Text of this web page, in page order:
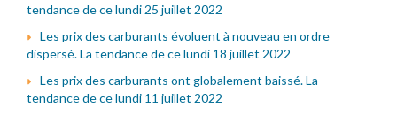
tendance de ce lundi 25 juillet 2022
Les prix des carburants évoluent à nouveau en ordre
dispersé. La tendance de ce lundi 18 juillet 2022
Les prix des carburants ont globalement baissé. La
tendance de ce lundi 11 juillet 2022